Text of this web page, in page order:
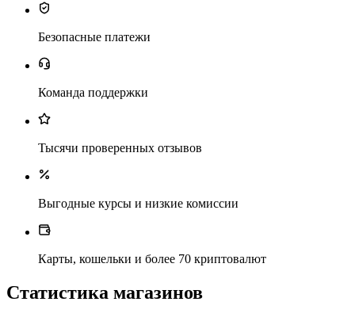
Безопасные платежи
Команда поддержки
Тысячи проверенных отзывов
Выгодные курсы и низкие комиссии
Карты, кошельки и более 70 криптовалют
Статистика магазинов